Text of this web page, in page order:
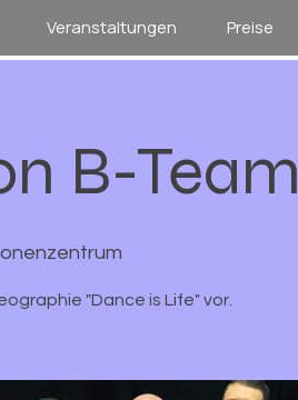
Veranstaltungen Preise
B-Team
"Dance is Life" vor.